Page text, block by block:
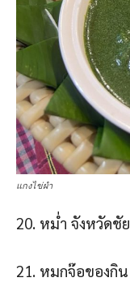
แกงไข่ผำ
20. หม่ํา จังหวัดชั
21. หมกจ๊อของกิ